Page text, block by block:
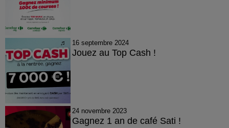
16 septembre 2024
Jouez au Top Cash !
24 novembre 2023
Gagnez 1 an de café Sati !